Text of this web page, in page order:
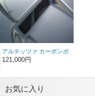
アルテッツァ カーボンボ
ンネット レインカバーセ
121,000円
お気に入り